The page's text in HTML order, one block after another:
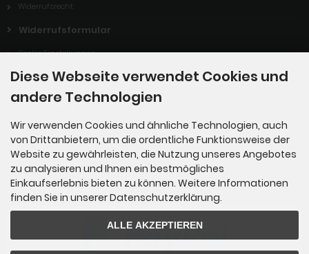
Widerrufsrecht
Widerrufsformular
Cookie Einstellungen
Informationen
Gartenmärkte
Zahlungsmethoden
Diese Webseite verwendet Cookies und
andere Technologien
Wir verwenden Cookies und ähnliche Technologien, auch
von Drittanbietern, um die ordentliche Funktionsweise der
Website zu gewährleisten, die Nutzung unseres Angebotes
zu analysieren und Ihnen ein bestmögliches
Einkaufserlebnis bieten zu können. Weitere Informationen
finden Sie in unserer Datenschutzerklärung.
ALLE AKZEPTIEREN